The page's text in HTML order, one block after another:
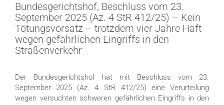
Bundesgerichtshof, Beschluss vom 23.
September 2025 (Az. 4 StR 412/25) – Kein
Tötungsvorsatz – trotzdem vier Jahre Haft
wegen gefährlichen Eingriffs in den
Straßenverkehr
Der Bundesgerichtshof hat mit Beschluss vom 23.
September 2025 (Az. 4 StR 412/25) eine Verurteilung
wegen versuchten schweren gefährlichen Eingriffs in den